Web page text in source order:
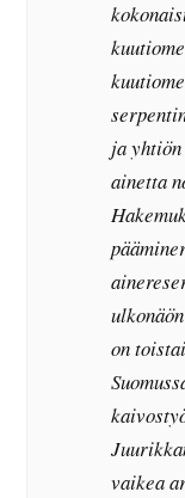
ja
ainetta
on
vaikea